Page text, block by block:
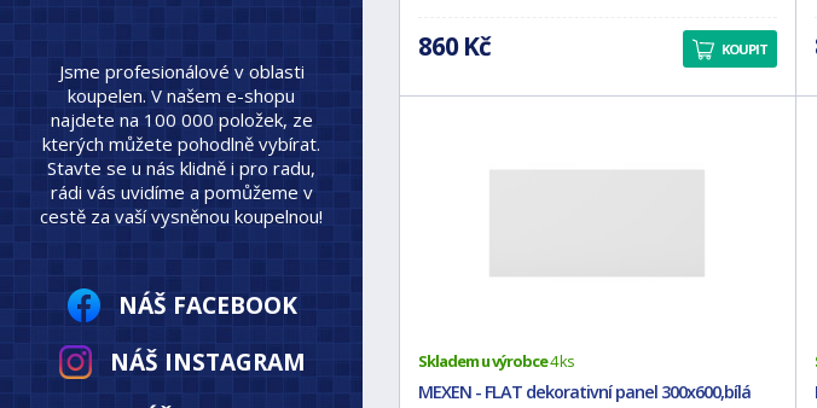
860 Kč KOUPIT
Skladem u výrobce4 ks
MEXEN - FLAT dekorativní panel 300x600,bílá
Jsme profesionálové v oblasti
koupelen. V našem e-shopu
najdete na 100 000 položek, ze
kterých můžete pohodlně vybírat.
Stavte se u nás klidně i pro radu,
rádi vás uvidíme a pomůžeme v
cestě za vaší vysněnou koupelnou!
NÁŠ FACEBOOK
NÁŠ INSTAGRAM